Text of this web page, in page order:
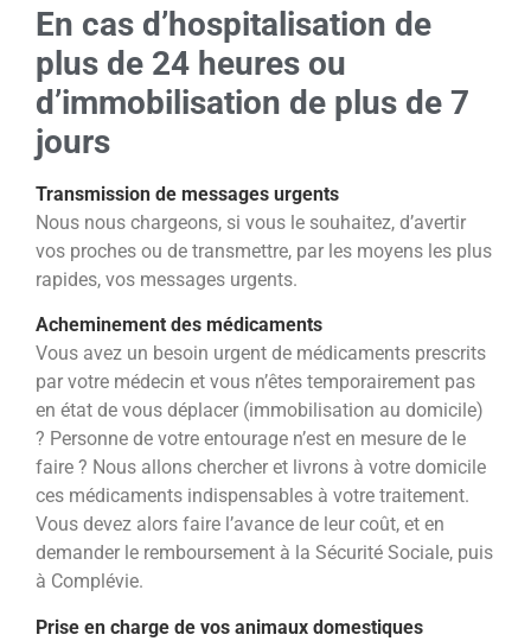
En cas d’hospitalisation de
plus de 24 heures ou
d’immobilisation de plus de 7
jours
Transmission de messages urgents
Nous nous chargeons, si vous le souhaitez, d’avertir
vos proches ou de transmettre, par les moyens les plus
rapides, vos messages urgents.
Acheminement des médicaments
Vous avez un besoin urgent de médicaments prescrits
par votre médecin et vous n’êtes temporairement pas
en état de vous déplacer (immobilisation au domicile)
? Personne de votre entourage n’est en mesure de le
faire ? Nous allons chercher et livrons à votre domicile
ces médicaments indispensables à votre traitement.
Vous devez alors faire l’avance de leur coût, et en
demander le remboursement à la Sécurité Sociale, puis
à Complévie.
Prise en charge de vos animaux domestiques